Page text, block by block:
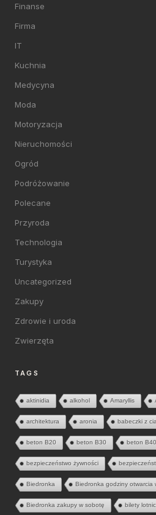
Finanse
Firma
IT
Kuchnia
Medycyna
Moda
Motoryzacja
Nieruchomości
Ogród
Podróżowanie
Polecane
Przyroda
Technologia
Turystyka
Uncategorized
Zakupy
Zdrowie i uroda
Zwierzęta
TAGS
aktinidia alkohol Amaryllis
architektura aronia babeczki z
beton B20 beton B30 beton B40
bezpieczeństwo żywności
Biedronka Biedronka godziny otwarcia
Biedronka zakupy w sobotę bilety